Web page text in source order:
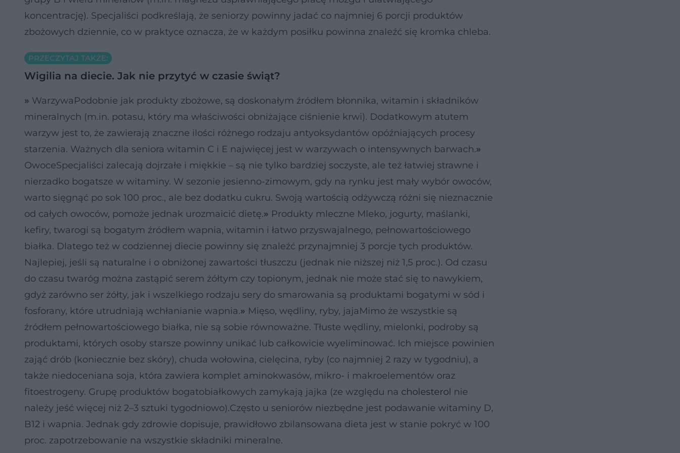
koncentrację). Specjaliści podkreślają, że seniorzy powinny jadać co najmniej 6 porcji produktów
zbożowych dziennie, co w praktyce oznacza, że w każdym posiłku powinna znaleźć się kromka chleba.
PRZECZYTAJ TAKŻE:
Wigilia na diecie. Jak nie przytyć w czasie świąt?
» WarzywaPodobnie jak produkty zbożowe, są doskonałym źródłem błonnika, witamin i składników
mineralnych (m.in. potasu, który ma właściwości obniżające ciśnienie krwi). Dodatkowym atutem
warzyw jest to, że zawierają znaczne ilości różnego rodzaju antyoksydantów opóźniających procesy
starzenia. Ważnych dla seniora witamin C i E najwięcej jest w warzywach o intensywnych barwach.»
OwoceSpecjaliści zalecają dojrzałe i miękkie – są nie tylko bardziej soczyste, ale też łatwiej strawne i
nierzadko bogatsze w witaminy. W sezonie jesienno-zimowym, gdy na rynku jest mały wybór owoców,
warto sięgnąć po sok 100 proc., ale bez dodatku cukru. Swoją wartością odżywczą różni się nieznacznie
od całych owoców, pomoże jednak urozmaicić dietę.» Produkty mleczne Mleko, jogurty, maślanki,
kefiry, twarogi są bogatym źródłem wapnia, witamin i łatwo przyswajalnego, pełnowartościowego
białka. Dlatego też w codziennej diecie powinny się znaleźć przynajmniej 3 porcje tych produktów.
Najlepiej, jeśli są naturalne i o obniżonej zawartości tłuszczu (jednak nie niższej niż 1,5 proc.). Od czasu
do czasu twaróg można zastąpić serem żółtym czy topionym, jednak nie może stać się to nawykiem,
gdyż zarówno ser żółty, jak i wszelkiego rodzaju sery do smarowania są produktami bogatymi w sód i
fosforany, które utrudniają wchłanianie wapnia.» Mięso, wędliny, ryby, jajaMimo że wszystkie są
źródłem pełnowartościowego białka, nie są sobie równoważne. Tłuste wędliny, mielonki, podroby są
produktami, których osoby starsze powinny unikać lub całkowicie wyeliminować. Ich miejsce powinien
zająć drób (koniecznie bez skóry), chuda wołowina, cielęcina, ryby (co najmniej 2 razy w tygodniu), a
także niedoceniana soja, która zawiera komplet aminokwasów, mikro- i makroelementów oraz
fitoestrogeny. Grupę produktów bogatobiałkowych zamykają jajka (ze względu na cholesterol nie
należy jeść więcej niż 2–3 sztuki tygodniowo).Często u seniorów niezbędne jest podawanie witaminy D,
B12 i wapnia. Jednak gdy zdrowie dopisuje, prawidłowo zbilansowana dieta jest w stanie pokryć w 100
proc. zapotrzebowanie na wszystkie składniki mineralne.